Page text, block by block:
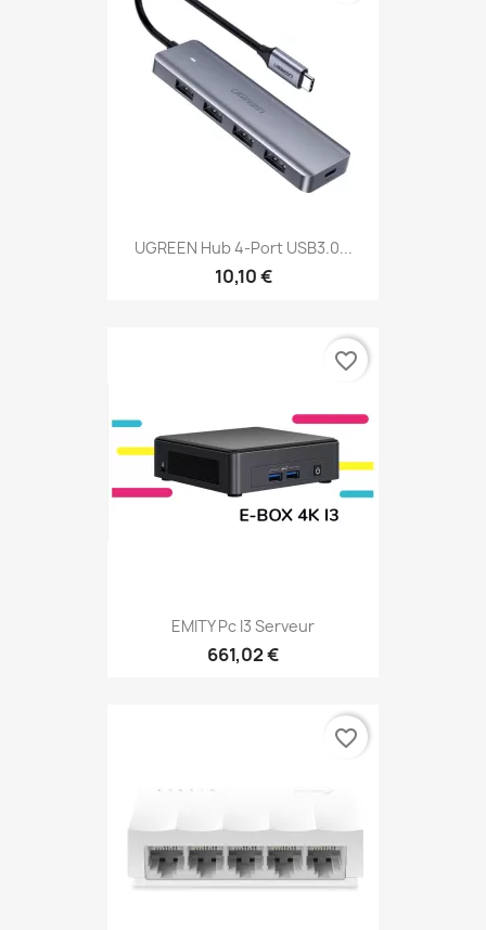
UGREEN Hub 4-Port USB3.0...
10,10 €
EMITY Pc I3 Serveur
661,02 €
favorite_border
favorite_border